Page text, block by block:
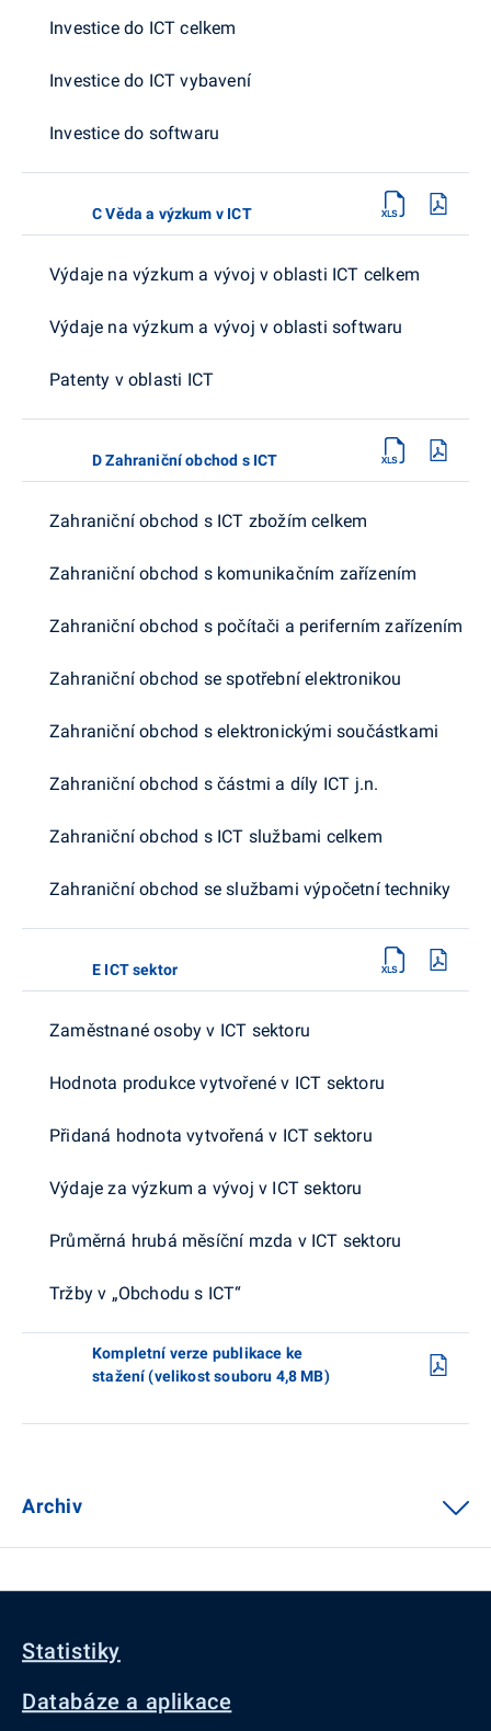
Investice do ICT celkem
Investice do ICT vybavení
Investice do softwaru
C Věda a výzkum v ICT
Výdaje na výzkum a vývoj v oblasti ICT celkem
Výdaje na výzkum a vývoj v oblasti softwaru
Patenty v oblasti ICT
D Zahraniční obchod s ICT
Zahraniční obchod s ICT zbožím celkem
Zahraniční obchod s komunikačním zařízením
Zahraniční obchod s počítači a periferním zařízením
Zahraniční obchod se spotřební elektronikou
Zahraniční obchod s elektronickými součástkami
Zahraniční obchod s částmi a díly ICT j.n.
Zahraniční obchod s ICT službami celkem
Zahraniční obchod se službami výpočetní techniky
E ICT sektor
Zaměstnané osoby v ICT sektoru
Hodnota produkce vytvořené v ICT sektoru
Přidaná hodnota vytvořená v ICT sektoru
Výdaje za výzkum a vývoj v ICT sektoru
Průměrná hrubá měsíční mzda v ICT sektoru
Tržby v „Obchodu s ICT“
Kompletní verze publikace ke
stažení (velikost souboru 4,8 MB)
Archiv
Statistiky
Databáze a aplikace